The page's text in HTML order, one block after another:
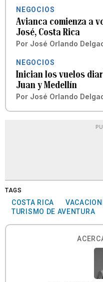
NEGOCIOS
Avianca comienza a
José, Costa Rica
Por José Orlando
NEGOCIOS
Inician los vuelos
Juan y Medellín
Por José Orlando
TAGS
COSTA RICA
TURISMO DE AVENTURA